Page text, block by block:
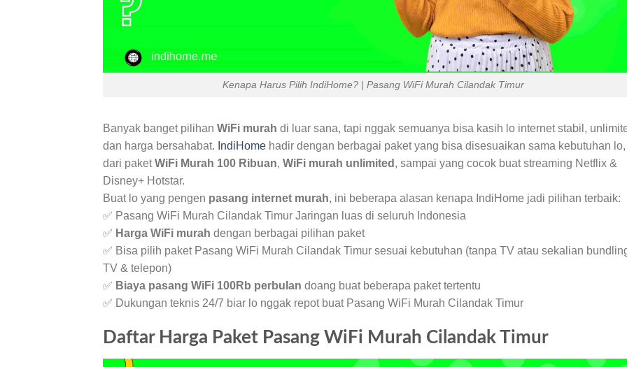
Kenapa Harus Pilih IndiHome? | Pasang WiFi Murah Cilandak Timur
Banyak banget pilihan WiFi murah di luar sana, tapi nggak semuanya bisa kasih lo internet stabil,
dan harga bersahabat. IndiHome hadir dengan berbagai paket yang bisa disesuaikan sama kebutuhan lo,
dari paketWiFi Murah 100 Ribuan, WiFi murah unlimited , sampai yang cocok buat streaming Netflix &
Disney+ Hotstar.
Buat lo yang pengen pasang internet murah, ini beberapa alasan kenapa IndiHome jadi pilihan terbaik:
✅ Pasang WiFi Murah Cilandak Timur Jaringan luas di seluruh Indonesia
✅ Harga WiFi murah dengan berbagai pilihan paket
✅ Bisa pilih paket Pasang WiFi Murah Cilandak Timur sesuai kebutuhan (tanpa TV atau sekalian
TV & telepon)
✅ Biaya pasang WiFi 100Rb perbulan doang buat beberapa paket tertentu
✅ Dukungan teknis 24/7 biar lo nggak repot buat Pasang WiFi Murah Cilandak Timur
Daftar Harga Paket Pasang WiFi Murah Cilandak Timur